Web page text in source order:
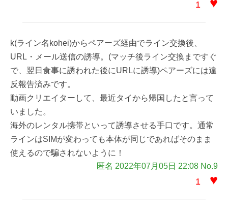
1
k(ライン名kohei)からペアーズ経由でライン交換後、
URL・メール送信の誘導。(マッチ後ライン交換まですぐ
で、翌日食事に誘われた後にURLに誘導)ペアーズには違
反報告済みです。
動画クリエイターして、最近タイから帰国したと言って
いました。
海外のレンタル携帯といって誘導させる手口です。通常
ラインはSIMが変わっても本体が同じであればそのまま
使えるので騙されないように！
匿名 2022年07月05日 22:08 No.9
1 ♥